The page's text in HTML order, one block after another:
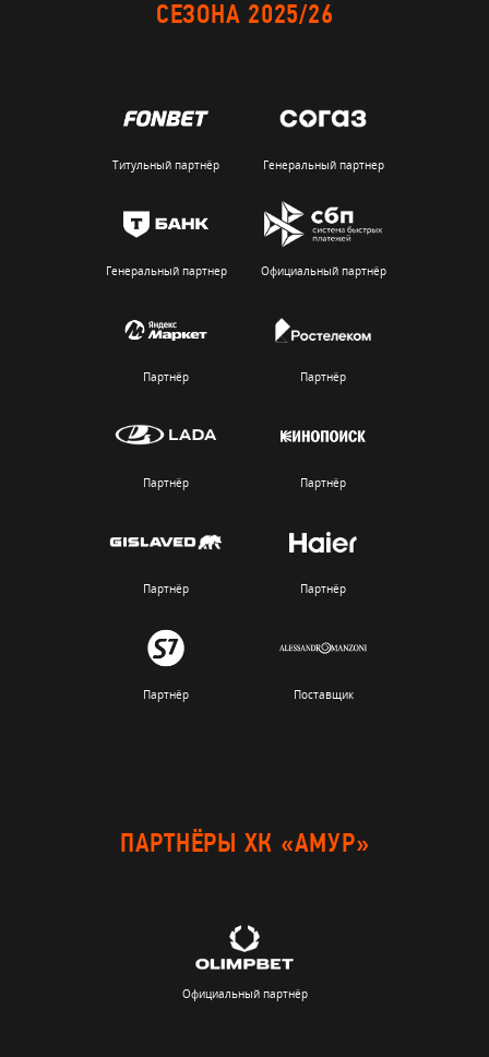
СЕЗОНА 2025/26
Титульный партнёр Генеральный партнер
Генеральный партнер Официальный партнёр
Партнёр Партнёр
Партнёр Партнёр
Партнёр Партнёр
Партнёр Поставщик
ПАРТНЁРЫ ХК «АМУР»
Официальный партнёр